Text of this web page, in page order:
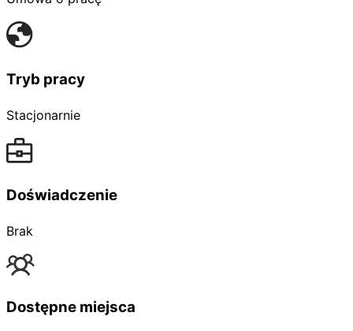
Tryb pracy
Stacjonarnie
Doświadczenie
Brak
Dostępne miejsca